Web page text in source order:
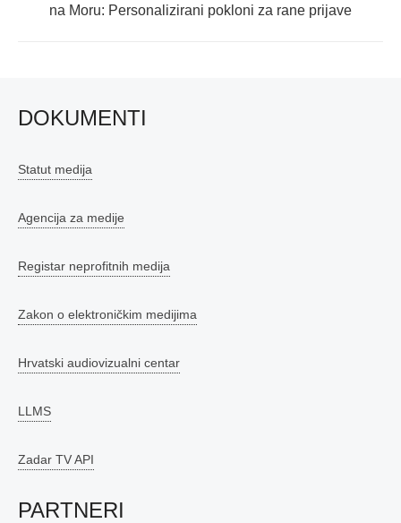
post:na Moru: Personalizirani pokloni za rane prijave
DOKUMENTI
Statut medija
Agencija za medije
Registar neprofitnih medija
Zakon o elektroničkim medijima
Hrvatski audiovizualni centar
LLMS
Zadar TV API
PARTNERI